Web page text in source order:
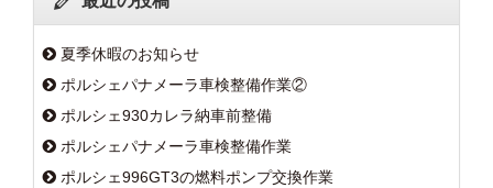
夏季休暇のお知らせ
ポルシェパナメーラ車検整備作業②
ポルシェ930カレラ納車前整備
ポルシェパナメーラ車検整備作業
ポルシェ996GT3の燃料ポンプ交換作業